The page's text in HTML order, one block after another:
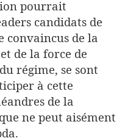
pourrait
candidats de
convaincus de la
de la force de
régime, se sont
à cette
de la
ne peut aisément